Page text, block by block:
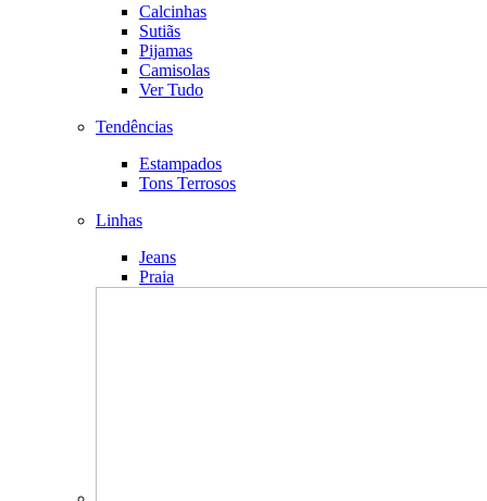
Calcinhas
Sutiãs
Pijamas
Camisolas
Ver Tudo
Tendências
Estampados
Tons Terrosos
Linhas
Jeans
Praia